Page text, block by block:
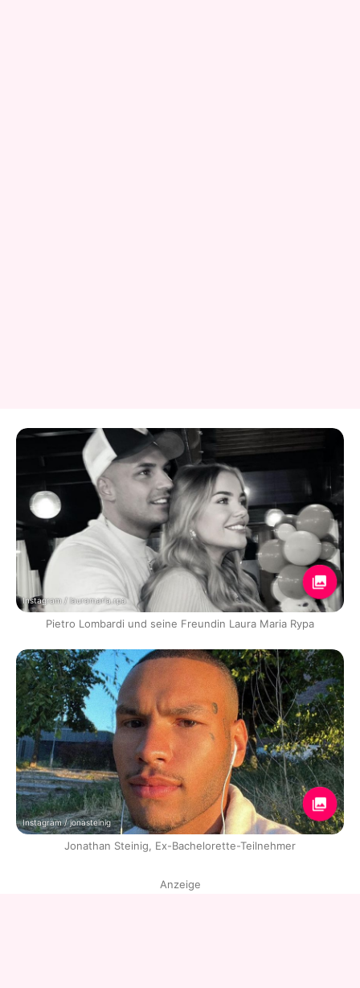
Instagram / lauramaria.rpa
Pietro Lombardi und seine Freundin Laura Maria Rypa
Instagram / jonasteinig
Jonathan Steinig, Ex-Bachelorette-Teilnehmer
Anzeige